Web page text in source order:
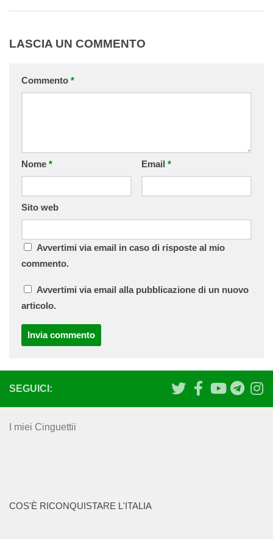
LASCIA UN COMMENTO
Commento *
Nome * Email *
Sito web
Avvertimi via email in caso di risposte al mio
commento.
Avvertimi via email alla pubblicazione di un nuovo
articolo.
SEGUICI:
I miei Cinguettii
COS'È RICONQUISTARE L'ITALIA